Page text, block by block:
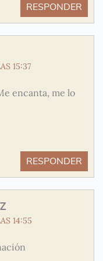
RESPONDER
15:37
encanta, me lo
RESPONDER
14:55